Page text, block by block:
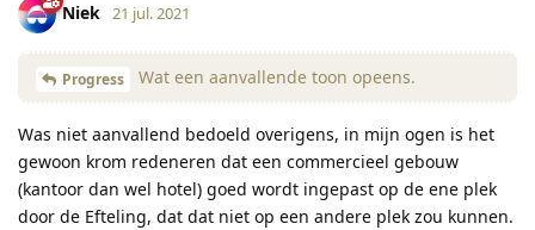
Niek 21 jul. 2021
Progress Wat een aanvallende toon opeens.
Was niet aanvallend bedoeld overigens, in mijn ogen is het
gewoon krom redeneren dat een commercieel gebouw
(kantoor dan wel hotel) goed wordt ingepast op de ene plek
door de Efteling, dat dat niet op een andere plek zou kunnen.